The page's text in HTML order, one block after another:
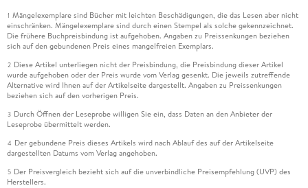
1 Mängelexemplare sind Bücher mit leichten Beschädigungen, die das Lesen aber nicht
einschränken. Mängelexemplare sind durch einen Stempel als solche gekennzeichnet.
Die frühere Buchpreisbindung ist aufgehoben. Angaben zu Preissenkungen beziehen
sich auf den gebundenen Preis eines mangelfreien Exemplars.
2 Diese Artikel unterliegen nicht der Preisbindung, die Preisbindung dieser Artikel
wurde aufgehoben oder der Preis wurde vom Verlag gesenkt. Die jeweils zutreffende
Alternative wird Ihnen auf der Artikelseite dargestellt. Angaben zu Preissenkungen
beziehen sich auf den vorherigen Preis.
3 Durch Öffnen der Leseprobe willigen Sie ein, dass Daten an den Anbieter der
Leseprobe übermittelt werden.
4 Der gebundene Preis dieses Artikels wird nach Ablauf des auf der Artikelseite
dargestellten Datums vom Verlag angehoben.
5 Der Preisvergleich bezieht sich auf die unverbindliche Preisempfehlung (UVP) des
Herstellers.